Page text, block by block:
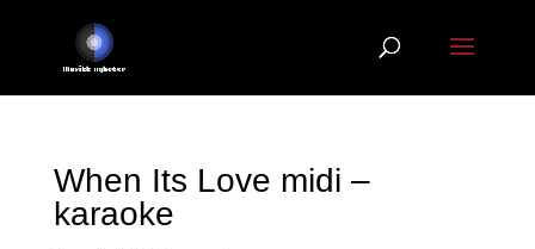
When Its Love midi –
karaoke